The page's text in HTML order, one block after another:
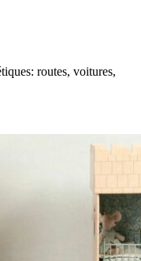
routes, voitures,